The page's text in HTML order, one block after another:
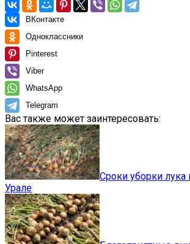
ВКонтакте
Одноклассники
Pinterest
Viber
WhatsApp
Telegram
Вас также может заинтересовать:
Сроки уборки лука
Урале